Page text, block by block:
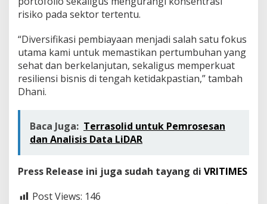
risiko pada sektor tertentu.
“Diversifikasi pembiayaan menjadi salah satu fokus
utama kami untuk memastikan pertumbuhan yang
sehat dan berkelanjutan, sekaligus memperkuat
resiliensi bisnis di tengah ketidakpastian,” tambah
Dhani.
Baca Juga: Terrasolid untuk Pemrosesan
dan Analisis Data LiDAR
Press Release ini juga sudah tayang di VRITIMES
Post Views: 146